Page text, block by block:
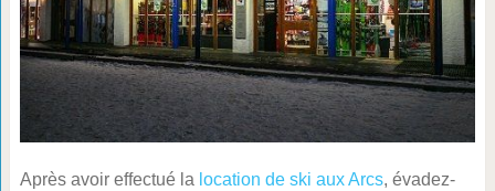
Après avoir effectué lalocation de ski aux Arcs, évadez-